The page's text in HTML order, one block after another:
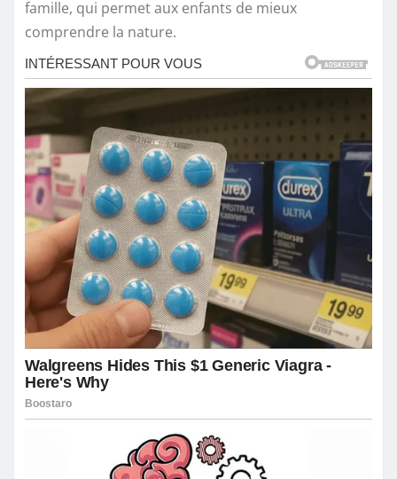
famille, qui permet aux enfants de mieux
comprendre la nature.